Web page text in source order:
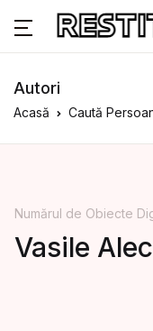
Autori
Acasă Caută
Numărul de Obiecte
Vasile